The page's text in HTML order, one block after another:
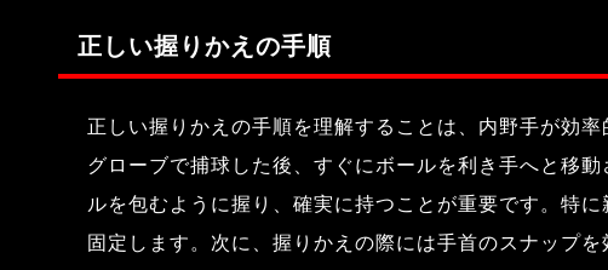
正しい握りかえの手順
正しい握りかえの手順を理解することは、内野手が効
グローブで捕球した後、すぐにボールを利き手へと移
ルを包むように握り、確実に持つことが重要です。特
固定します。次に、握りかえの際には手首のスナップ